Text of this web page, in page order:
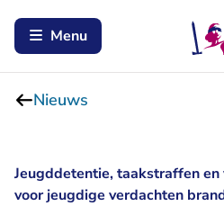
Menu
Nieuws
Jeugddetentie, taakstraffen
voor jeugdige verdachten